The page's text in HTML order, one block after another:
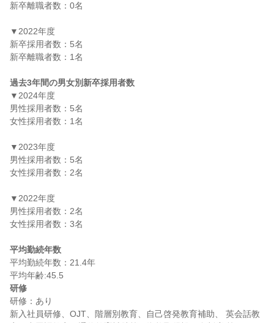
新卒離職者数：0名
▼2022年度
新卒採用者数：5名
新卒離職者数：1名
過去3年間の男女別新卒採用者数
▼2024年度
男性採用者数：5名
女性採用者数：1名
▼2023年度
男性採用者数：5名
女性採用者数：2名
▼2022年度
男性採用者数：2名
女性採用者数：3名
平均勤続年数
平均勤続年数：21.4年
研修
研修：あり
新入社員研修、OJT、階層別教育、自己啓発教育補助、 英会話教